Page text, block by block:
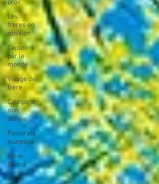
prov.
Les
frères en
mission
Capucins
par le
monde
Visage de
frère
Catégorie
non
définie
Pastorale
jeunesse
Visio-
Divina